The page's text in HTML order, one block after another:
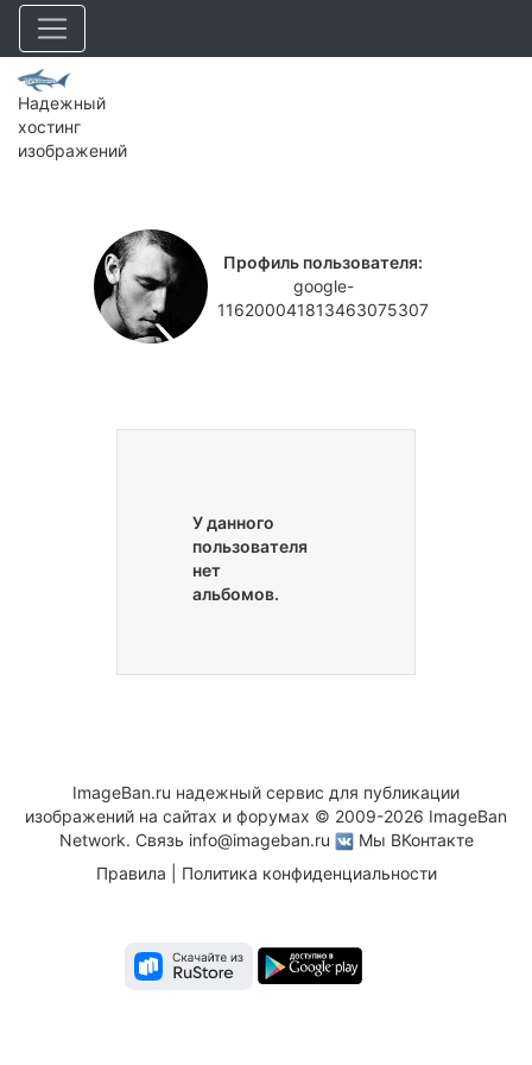
Надежный
хостинг
изображений
Профиль пользователя:
google-
116200041813463075307
У данного
пользователя
нет
альбомов.
ImageBan.ru надежный сервис для публикации
изображений на сайтах и форумах © 2009-2026 ImageBan
Network. Связь info@imageban.ru
Мы ВКонтакте
Правила
Политика конфиденциальности